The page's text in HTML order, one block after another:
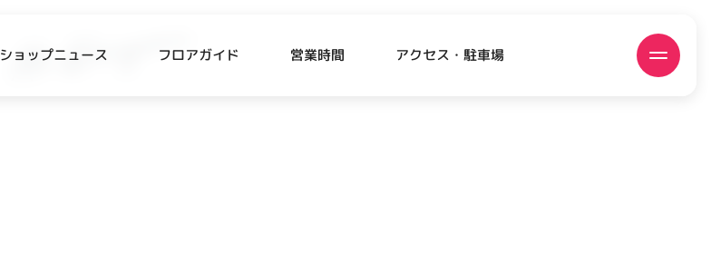
ショップニュース フロアガイド 営業時間 アクセス・駐車場